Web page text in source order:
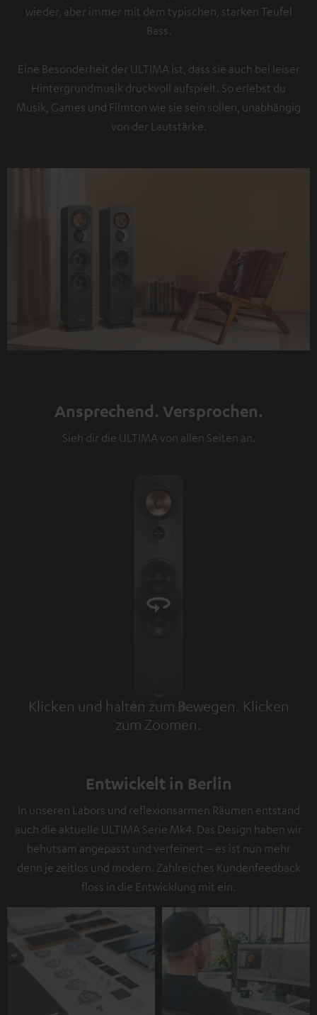
wieder, aber immer mit dem typischen, starken Teufel
Bass.
Eine Besonderheit der ULTIMA ist, dass sie auch bei leiser
Hintergrundmusik druckvoll aufspielt. So erlebst du
Musik, Games und Filmton wie sie sein sollen, unabhängig
von der Lautstärke.
Ansprechend. Versprochen.
Sieh dir die ULTIMA von allen Seiten an.
Klicken und halten zum Bewegen. Klicken
zum Zoomen.
Tap to zoom
Entwickelt in Berlin
In unseren Labors und reflexionsarmen Räumen entstand
auch die aktuelle ULTIMA Serie Mk4. Das Design haben wir
behutsam angepasst und verfeinert – es ist nun mehr
denn je zeitlos und modern. Zahlreiches Kundenfeedback
floss in die Entwicklung mit ein.